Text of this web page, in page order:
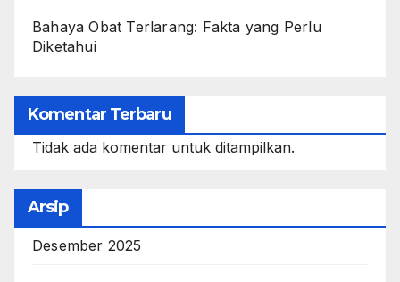
Bahaya Obat Terlarang: Fakta yang Perlu
Diketahui
Komentar Terbaru
Tidak ada komentar untuk ditampilkan.
Arsip
Desember 2025